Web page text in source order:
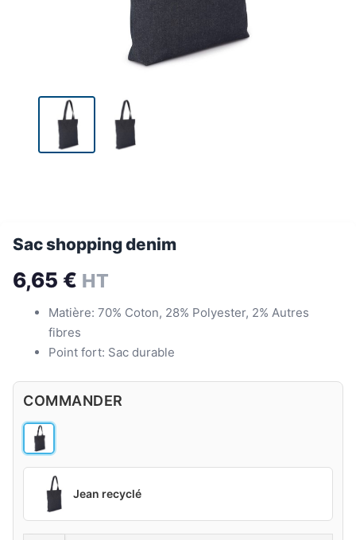
Sac shopping denim
6,65 € HT
Matière: 70% Coton, 28% Polyester, 2% Autres
fibres
Point fort: Sac durable
COMMANDER
Jean recyclé